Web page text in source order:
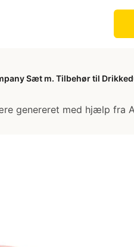
Sæt m. Tilbehør til
genereret med hjælp fra